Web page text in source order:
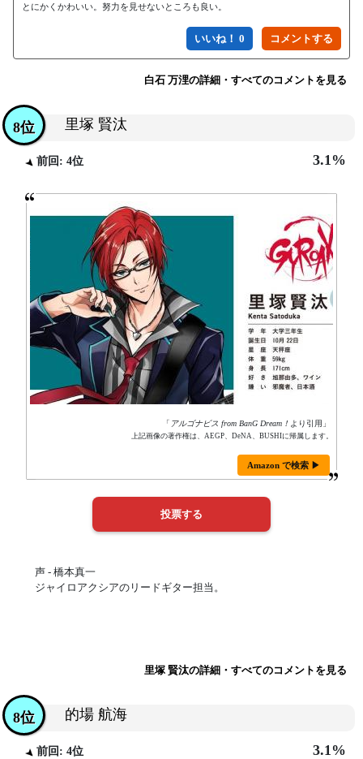
とにかくかわいい。努力を見せないところも良い。
いいね！ 0
白石 万浬の詳細・すべてのコメントを見る
里塚 賢汰
8位
前回: 4位 3.1%
「 アルゴナビス from BanG Dream！ より引用」
上記画像の著作権は、AEGP、DeNA、BUSHIに帰属します。
Amazon で検索 ▶
声 - 橋本真一
ジャイロアクシアのリードギター担当。
里塚 賢汰の詳細・すべてのコメントを見る
的場 航海
8位
前回: 4位 3.1%